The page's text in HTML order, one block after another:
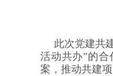
此次党建共
活动共办”的
案，推动共建